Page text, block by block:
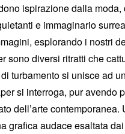
ispirazione dalla
e immaginario
esplorando i nostri
sono diversi ritratti che
turbamento si unisce ad
si interroga, pur avendo
dell’arte
grafica audace esaltata